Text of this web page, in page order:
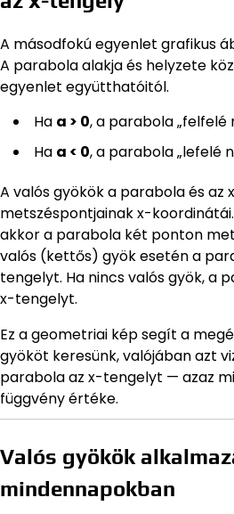
A másodfokú egyenlet grafikus
A parabola alakja és helyzete
egyenlet együtthatóitól.
Ha a > 0, a parabola „felfelé
Ha a < 0, a parabola „lefelé
A valós gyökök a parabola és az
metszéspontjainak x-
akkor a parabola két ponton
valós (kettős) gyök esetén a
tengelyt. Ha nincs valós gyök, a
x-tengelyt.
Ez a geometriai kép segít a
gyököt keresünk, valójában azt
parabola az x-tengelyt — azaz
függvény értéke.
Valós gyökök
mindennapokban